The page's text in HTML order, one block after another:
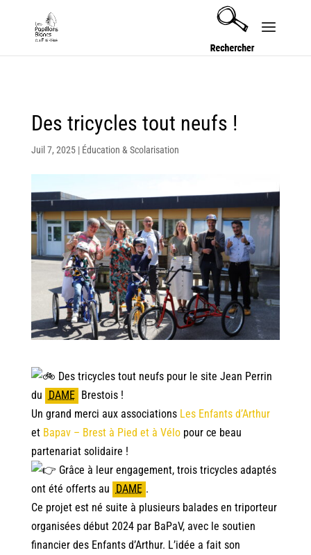
Security check failed
Des tricycles tout neufs !
Juil 7, 2025| Éducation & Scolarisation
Des tricycles tout neufs pour le site Jean Perrin
du DAME Brestois !
Un grand merci aux associations Les Enfants d’Arthur
et Bapav – Brest à Pied et à Vélopour ce beau
partenariat solidaire !
Grâce à leur engagement, trois tricycles adaptés
ont été offerts au DAME .
Ce projet est né suite à plusieurs balades en triporteur
organisées début 2024 par BaPaV, avec le soutien
financier des Enfants d’Arthur. L’idée a fait son